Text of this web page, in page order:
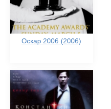
Оскар 2006 (2006)